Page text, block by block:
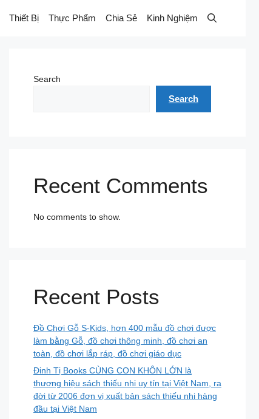
Thiết Bị Thực Phẩm Chia Sẻ Kinh Nghiệm
Search
Search
Recent Comments
No comments to show.
Recent Posts
Đồ Chơi Gỗ S-Kids, hơn 400 mẫu đồ chơi được
làm bằng Gỗ, đồ chơi thông minh, đồ chơi an
toàn, đồ chơi lắp ráp, đồ chơi giáo dục
Đinh Tị Books CÙNG CON KHÔN LỚN là
thương hiệu sách thiếu nhi uy tín tại Việt Nam, ra
đời từ 2006 đơn vị xuất bản sách thiếu nhi hàng
đầu tại Việt Nam